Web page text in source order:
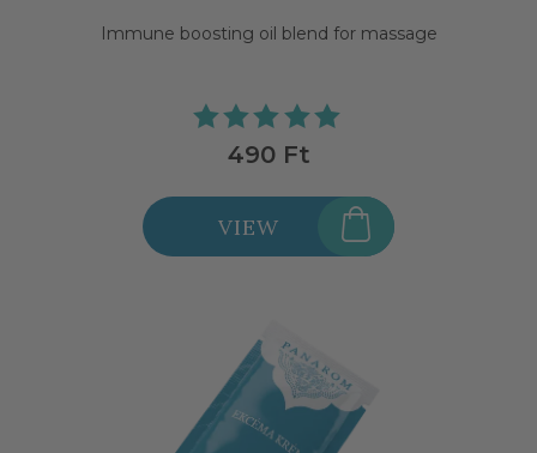
Immune boosting oil blend for massage
490 Ft
VIEW